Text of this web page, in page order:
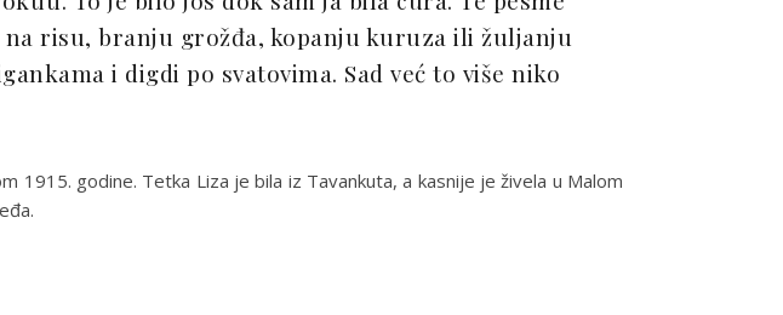
risu, branju grožđa, kopanju kuruza ili žuljanju
i digdi po svatovima. Sad već to više niko
godine. Tetka Liza je bila iz Tavankuta, a kasnije je živela u Malom